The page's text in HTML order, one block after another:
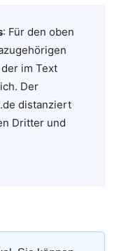
: Für den oben
im Text
Der
distanziert
Dritter und